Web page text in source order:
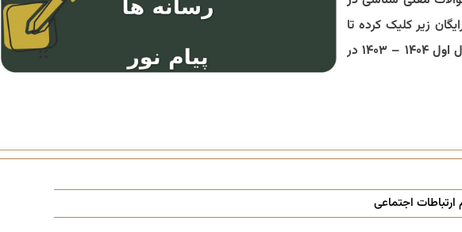
زیر کلیک کرده تا
– ۱۴۰۳
در
ارتباطات اجتماعی